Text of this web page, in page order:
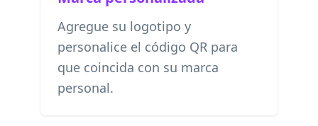
Agregue su logotipo y
personalice el código QR para
que coincida con su marca
personal.